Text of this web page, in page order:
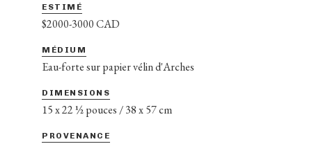
ESTIMÉ
$2000-3000 CAD
MÉDIUM
Eau-forte sur papier vélin d'Arches
DIMENSIONS
15 x 22 ½ pouces / 38 x 57 cm
PROVENANCE